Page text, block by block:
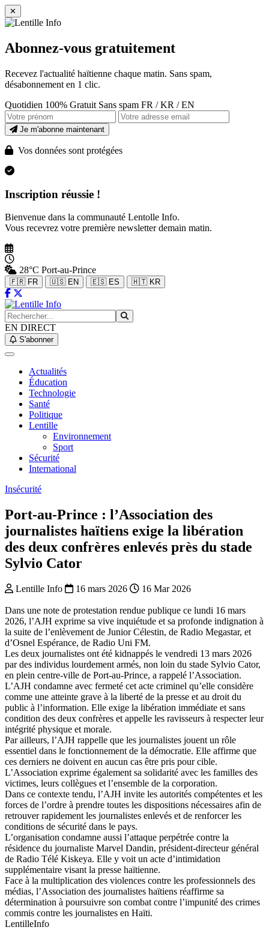
✕
Abonnez-vous gratuitement
Recevez l'actualité haïtienne chaque matin. Sans spam,
désabonnement en 1 clic.
Quotidien 100% Gratuit Sans spam FR / KR / EN
Je m'abonne maintenant
Vos données sont protégées
Inscription réussie !
Bienvenue dans la communauté Lentolle Info.
Vous recevrez votre première newsletter demain matin.
28°C Port-au-Prince
🇫🇷 FR 🇺🇸 EN 🇪🇸 ES 🇭🇹 KR
EN DIRECT
S'abonner
Actualités
Éducation
Technologie
Santé
Politique
Lentille
Environnement
Sport
Sécurité
International
Insécurité
Port-au-Prince : l’Association des
journalistes haïtiens exige la libération
des deux confrères enlevés près du stade
Sylvio Cator
Lentille Info 16 mars 2026 16 Mar 2026
Dans une note de protestation rendue publique ce lundi 16 mars
2026, l’AJH exprime sa vive inquiétude et sa profonde indignation à
la suite de l’enlèvement de Junior Célestin, de Radio Megastar, et
d’Osnel Espérance, de Radio Uni FM.
Les deux journalistes ont été kidnappés le vendredi 13 mars 2026
par des individus lourdement armés, non loin du stade Sylvio Cator,
en plein centre-ville de Port-au-Prince, a rappelé l’Association.
L’AJH condamne avec fermeté cet acte criminel qu’elle considère
comme une atteinte grave à la liberté de la presse et au droit du
public à l’information. Elle exige la libération immédiate et sans
condition des deux confrères et appelle les ravisseurs à respecter leur
intégrité physique et morale.
Par ailleurs, l’AJH rappelle que les journalistes jouent un rôle
essentiel dans le fonctionnement de la démocratie. Elle affirme que
ces derniers ne doivent en aucun cas être pris pour cible.
L’Association exprime également sa solidarité avec les familles des
victimes, leurs collègues et l’ensemble de la corporation.
Dans ce contexte tendu, l’AJH invite les autorités compétentes et les
forces de l’ordre à prendre toutes les dispositions nécessaires afin de
retrouver rapidement les journalistes enlevés et de renforcer les
conditions de sécurité dans le pays.
L’organisation condamne aussi l’attaque perpétrée contre la
résidence du journaliste Marvel Dandin, président-directeur général
de Radio Télé Kiskeya. Elle y voit un acte d’intimidation
supplémentaire visant la presse haïtienne.
Face à la multiplication des violences contre les professionnels des
médias, l’Association des journalistes haïtiens réaffirme sa
détermination à poursuivre son combat contre l’impunité des crimes
commis contre les journalistes en Haïti.
LentilleInfo